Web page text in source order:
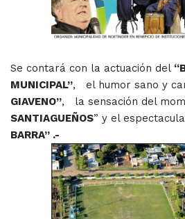
Se contará con la actuación del
MUNICIPAL”, el humor sano y
GIAVENO”, la sensación del
SANTIAGUEÑOS” y el
BARRA” .-